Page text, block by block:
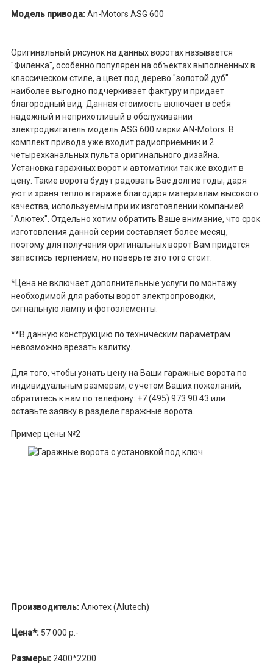
Модель привода:An-Motors ASG 600
Оригинальный рисунок на данных воротах называется
"Филенка", особенно популярен на объектах выполненных в
классическом стиле, а цвет под дерево "золотой дуб"
наиболее выгодно подчеркивает фактуру и придает
благородный вид. Данная стоимость включает в себя
надежный и неприхотливый в обслуживании
электродвигатель модель ASG 600 марки AN-Motors. В
комплект привода уже входит радиоприемник и 2
четырехканальных пульта оригинального дизайна.
Установка гаражных ворот и автоматики так же входит в
цену. Такие ворота будут радовать Вас долгие годы, даря
уют и храня тепло в гараже благодаря материалам высокого
качества, используемым при их изготовлении компанией
"Алютех". Отдельно хотим обратить Ваше внимание, что срок
изготовления данной серии составляет более месяц,
поэтому для получения оригинальных ворот Вам придется
запастись терпением, но поверьте это того стоит.
*Цена не включает дополнительные услуги по монтажу
необходимой для работы ворот электропроводки,
сигнальную лампу и фотоэлементы.
**В данную конструкцию по техническим параметрам
невозможно врезать калитку.
Для того, чтобы узнать цену на Ваши гаражные ворота по
индивидуальным размерам, с учетом Ваших пожеланий,
обратитесь к нам по телефону: +7 (495) 973 90 43 или
оставьте заявку в разделе гаражные ворота.
Пример цены №2
Производитель:Алютех (Alutech)
Цена*: 57 000 р.-
Размеры: 2400*2200